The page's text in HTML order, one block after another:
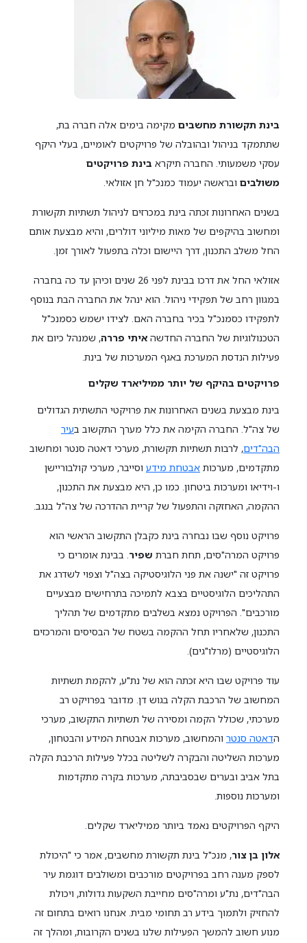
בינת תקשורת מחשבים מקימה בימים אלה חברה בת,
שתתמקד בניהול ובהובלה של פרויקטים לאומיים, בעלי היקף
עסקי משמעותי. החברה תיקרא בינת פרויקטים
משולבים ובראשה יעמוד כמנכ"ל חן אזולאי.
בשנים האחרונות זכתה בינת במכרזים לניהול תשתיות תקשורת
ומחשוב בהיקפים של מאות מיליוני דולרים, והיא מבצעת אותם
החל משלב התכנון, דרך היישום וכלה בתפעול לאורך זמן.
אזולאי החל את דרכו בבינת לפני 26 שנים וכיהן עד כה בחברה
במגוון רחב של תפקידי ניהול. הוא ינהל את החברה הבת בנוסף
לתפקידו כסמנכ"ל בכיר בחברה האם. לצידו ישמש כסמנכ"ל
הטכנולוגיות של החברה החדשה איתי פררה, שמנהל כיום את
פעילות הנדסת המערכת באגף המערכות של בינת.
פרויקטים בהיקף של יותר ממיליארד שקלים
בינת מבצעת בשנים האחרונות את פרויקטי התשתית הגדולים
של צה"ל. החברה הקימה את כלל מערך התקשוב בעיר
הבה"דים, לרבות תשתיות תקשורת, מערכי דאטה סנטר ומחשוב
מתקדמים, מערכות אבטחת מידע וסייבר, מערכי קולבוריישן
ו-וידיאו ומערכות ביטחון. כמו כן, היא מבצעת את התכנון,
ההקמה, האחזקה והתפעול של קריית ההדרכה של צה"ל בנגב.
פרויקט נוסף שבו נבחרה בינת כקבלן התקשוב הראשי הוא
פרויקט המרה"סים, תחת חברת שפיר. בבינת אומרים כי
פרויקט זה "ישנה את פני הלוגיסטיקה בצה"ל וצפוי לשדרג את
התהליכים הלוגיסטיים בצבא לתמיכה בתרחישים מבצעיים
מורכבים". הפרויקט נמצא בשלבים מתקדמים של תהליך
התכנון, שלאחריו תחל ההקמה בשטח של הבסיסים והמרכזים
הלוגיסטיים (מרלו"גים).
עוד פרויקט שבו היא זכתה הוא של נת"ע, להקמת תשתיות
המחשוב של הרכבת הקלה בגוש דן. מדובר בפרויקט רב
מערכתי, שכולל הקמה ומסירה של תשתיות התקשוב, מערכי
הדאטה סנטר והמחשוב, מערכות אבטחת המידע והבטחון,
מערכות השליטה והבקרה לשליטה בכלל פעילות הרכבת הקלה
בתל אביב ובערים שבסביבתה, מערכות בקרה מתקדמות
ומערכות נוספות.
היקף הפרויקטים נאמד ביותר ממיליארד שקלים.
אלון בן צור, מנכ"ל בינת תקשורת מחשבים, אמר כי "היכולת
לספק מענה רחב בפרויקטים מורכבים ומשולבים דוגמת עיר
הבה"דים, נת"ע ומרה"סים מחייבת השקעות גדולות, ויכולת
להחזיק ולתמוך בידע רב תחומי מבית. אנחנו רואים בתחום זה
מנוע חשוב להמשך הפעילות שלנו בשנים הקרובות, ומהלך זה